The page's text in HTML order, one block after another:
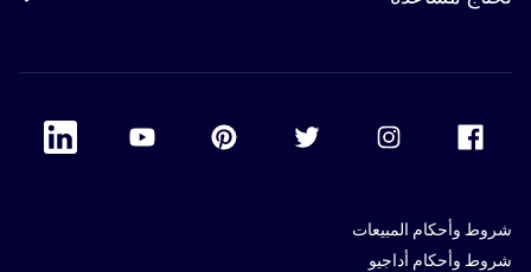
Accor Facebook
Accor Twitter
Accor Pinterest
Accor Youtube
Linkedin
شروط وأحكام المبيعات
شروط وأحكام أداجيو